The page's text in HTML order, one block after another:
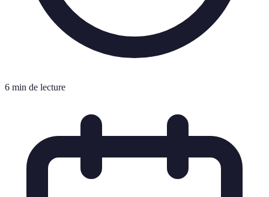
6 min de lecture